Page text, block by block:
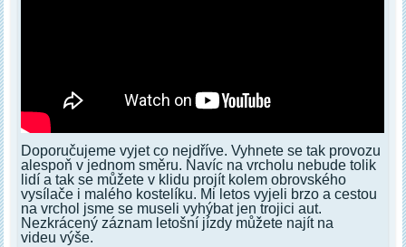
Doporučujeme vyjet co nejdříve. Vyhnete se tak provozu
alespoň v jednom směru. Navíc na vrcholu nebude tolik
lidí a tak se můžete v klidu projít kolem obrovského
vysílače i malého kostelíku. Mi letos vyjeli brzo a cestou
na vrchol jsme se museli vyhýbat jen trojici aut.
Nezkrácený záznam letošní jízdy můžete najít na
videu výše.